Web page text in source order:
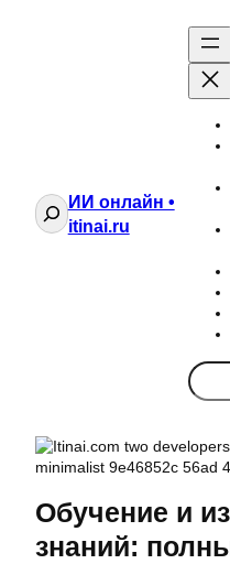
ПоискИИ онлайн •
itinai.ru
Search
Обучение и
знаний: